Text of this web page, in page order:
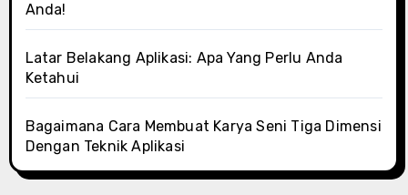
Anda!
Latar Belakang Aplikasi: Apa Yang Perlu Anda
Ketahui
Bagaimana Cara Membuat Karya Seni Tiga Dimensi
Dengan Teknik Aplikasi